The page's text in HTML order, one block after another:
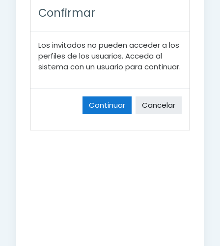
Confirmar
Los invitados no pueden acceder a los
perfiles de los usuarios. Acceda al
sistema con un usuario para continuar.
Continuar Cancelar